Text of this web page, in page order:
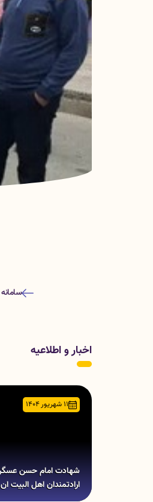
اخبار و اطلاعیه
11 شهریور 1404
شهادت امام
ارادتمندان اهل
باد.